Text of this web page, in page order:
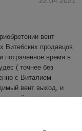
вент
Витебских продавцов
потраченное время в
( точнее без
с Виталием
вент выход, и
совет по вент
возможно на
товар, ещё получил